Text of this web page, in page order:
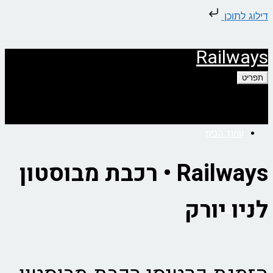
דילוג לתוכן
Railways
תפריט
אודות
Railways • רכבת מבוסטון
לניו יורק